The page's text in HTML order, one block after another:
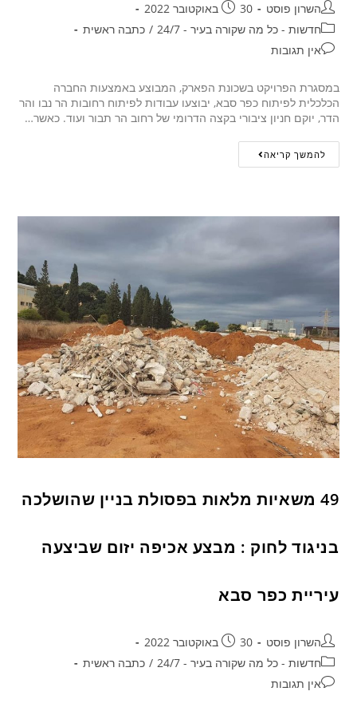
השרון פוסט
30 באוקטובר 2022
חדשות - כל מה שקורה בעיר - 24/7
/ כתבה ראשית
אין תגובות
במסגרת הפרויקט בשכונת הפארק, המבוצע באמצעות החברה
הכלכלית לפיתוח כפר סבא, יבוצעו עבודות לפיתוח רחובות הר נבו והר
הדר, יוקם חניון ציבורי בקצה הדרומי של רחוב הר תבור ועוד. כאשר…
להמשך קריאה
49 משאיות מלאות בפסולת בניין שהושלכה
בניגוד לחוק : מבצע אכיפה יזום שביצעה
עיריית כפר סבא
השרון פוסט
30 באוקטובר 2022
חדשות - כל מה שקורה בעיר - 24/7
/ כתבה ראשית
אין תגובות